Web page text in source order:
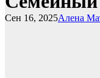
Алена
Сен 16, 2025